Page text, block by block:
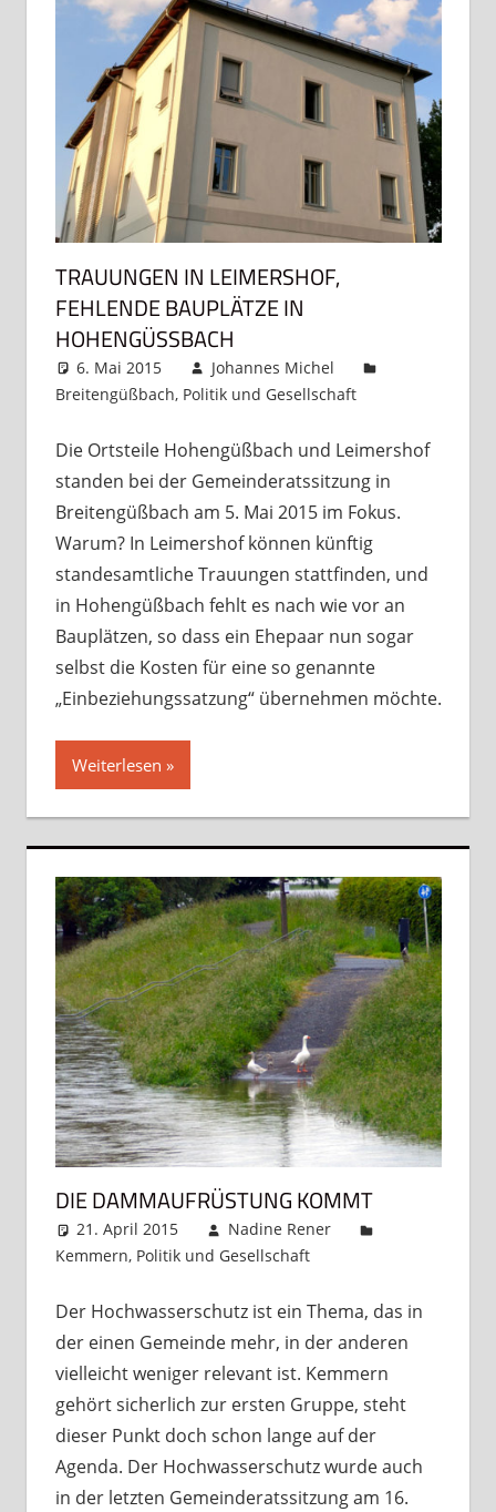
TRAUUNGEN IN LEIMERSHOF,
FEHLENDE BAUPLÄTZE IN
HOHENGÜSSBACH
6. Mai 2015
Johannes Michel
Breitengüßbach, Politik und Gesellschaft
hinterlassen
Die Ortsteile Hohengüßbach und Leimershof
standen bei der Gemeinderatssitzung in
Breitengüßbach am 5. Mai 2015 im Fokus.
Warum? In Leimershof können künftig
standesamtliche Trauungen stattfinden, und
in Hohengüßbach fehlt es nach wie vor an
Bauplätzen, so dass ein Ehepaar nun sogar
selbst die Kosten für eine so genannte
„Einbeziehungssatzung“ übernehmen möchte.
Weiterlesen
DIE DAMMAUFRÜSTUNG KOMMT
21. April 2015
Nadine Rener
Kemmern, Politik und Gesellschaft
Der Hochwasserschutz ist ein Thema, das in
der einen Gemeinde mehr, in der anderen
vielleicht weniger relevant ist. Kemmern
gehört sicherlich zur ersten Gruppe, steht
dieser Punkt doch schon lange auf der
Agenda. Der Hochwasserschutz wurde auch
in der letzten Gemeinderatssitzung am 16.